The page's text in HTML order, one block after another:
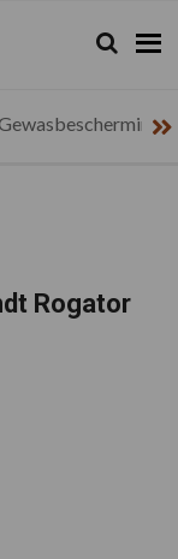
Zoeken...
Zoek
Rogator